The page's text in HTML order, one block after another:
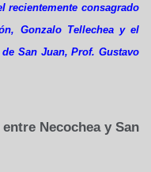
recientemente consagrado
Gonzalo Tellechea y el
San Juan, Prof. Gustavo
Necochea y San